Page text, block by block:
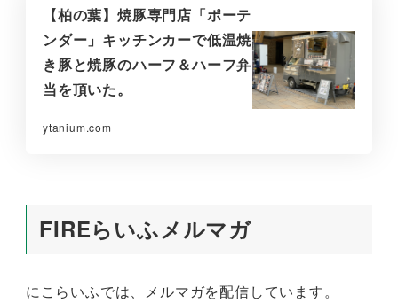
【柏の葉】焼豚専門店「ポーテ
ンダー」キッチンカーで低温焼
き豚と焼豚のハーフ＆ハーフ弁
当を頂いた。
ytanium.com
FIREらいふメルマガ
にこらいふでは、メルマガを配信しています。